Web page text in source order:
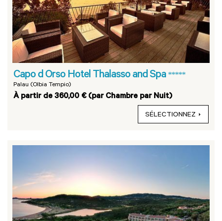
Capo d Orso Hotel Thalasso and Spa *****
Palau (Olbia Tempio)
À partir de 360,00 € (par Chambre par Nuit)
SÉLECTIONNEZ